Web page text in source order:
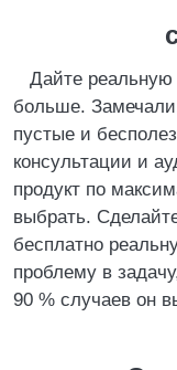
Дайте реальную
больше.
пустые и
консультации и
продукт по
выбрать.
бесплатно
проблему в
90 % случаев он